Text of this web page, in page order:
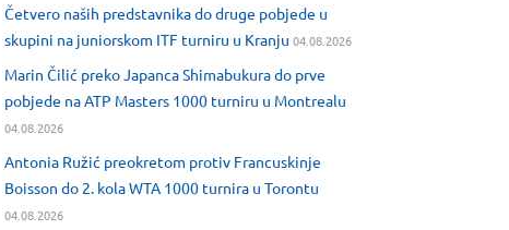
Četvero naših predstavnika do druge pobjede u
skupini na juniorskom ITF turniru u Kranju 04.08.2026
Marin Čilić preko Japanca Shimabukura do prve
pobjede na ATP Masters 1000 turniru u Montrealu
04.08.2026
Antonia Ružić preokretom protiv Francuskinje
Boisson do 2. kola WTA 1000 turnira u Torontu
04.08.2026